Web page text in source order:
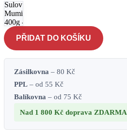
Sulov
Mumie
400g -
modrý
množství
PŘIDAT DO KOŠÍKU
Zásilkovna – 80 Kč
PPL – od 55 Kč
Balíkovna – od 75 Kč
Nad 1 800 Kč doprava ZDARMA